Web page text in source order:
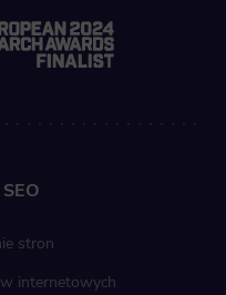
stron
internetowych